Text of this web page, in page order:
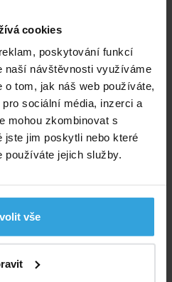
cookies
poskytování funkcí
naší návštěvnosti využíváme
o tom, jak náš web používáte,
sociální média, inzerci a
mohou zkombinovat s
jim poskytli nebo které
používáte jejich služby.
vše
> 20 ks
u vás
Kč
košíku
- 50mm